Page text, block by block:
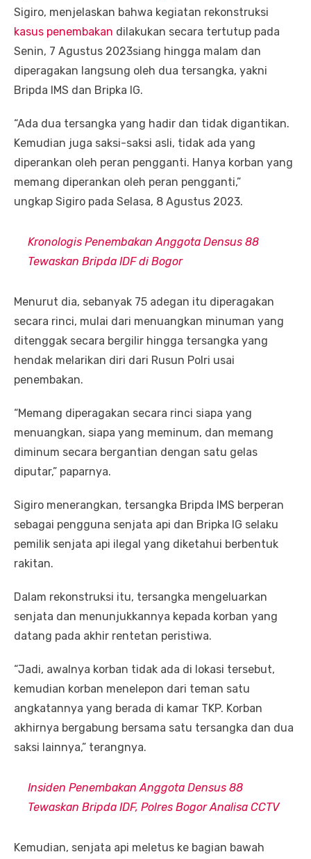
Sigiro, menjelaskan bahwa kegiatan rekonstruksi
kasus penembakan dilakukan secara tertutup pada
Senin, 7 Agustus 2023siang hingga malam dan
diperagakan langsung oleh dua tersangka, yakni
Bripda IMS dan Bripka IG.
“Ada dua tersangka yang hadir dan tidak digantikan.
Kemudian juga saksi-saksi asli, tidak ada yang
diperankan oleh peran pengganti. Hanya korban yang
memang diperankan oleh peran pengganti,”
ungkap Sigiro pada Selasa, 8 Agustus 2023.
Kronologis Penembakan Anggota Densus 88
Tewaskan Bripda IDF di Bogor
Menurut dia, sebanyak 75 adegan itu diperagakan
secara rinci, mulai dari menuangkan minuman yang
ditenggak secara bergilir hingga tersangka yang
hendak melarikan diri dari Rusun Polri usai
penembakan.
“Memang diperagakan secara rinci siapa yang
menuangkan, siapa yang meminum, dan memang
diminum secara bergantian dengan satu gelas
diputar,” paparnya.
Sigiro menerangkan, tersangka Bripda IMS berperan
sebagai pengguna senjata api dan Bripka IG selaku
pemilik senjata api ilegal yang diketahui berbentuk
rakitan.
Dalam rekonstruksi itu, tersangka mengeluarkan
senjata dan menunjukkannya kepada korban yang
datang pada akhir rentetan peristiwa.
“Jadi, awalnya korban tidak ada di lokasi tersebut,
kemudian korban menelepon dari teman satu
angkatannya yang berada di kamar TKP. Korban
akhirnya bergabung bersama satu tersangka dan dua
saksi lainnya,” terangnya.
Insiden Penembakan Anggota Densus 88
Tewaskan Bripda IDF, Polres Bogor Analisa CCTV
Kemudian, senjata api meletus ke bagian bawah